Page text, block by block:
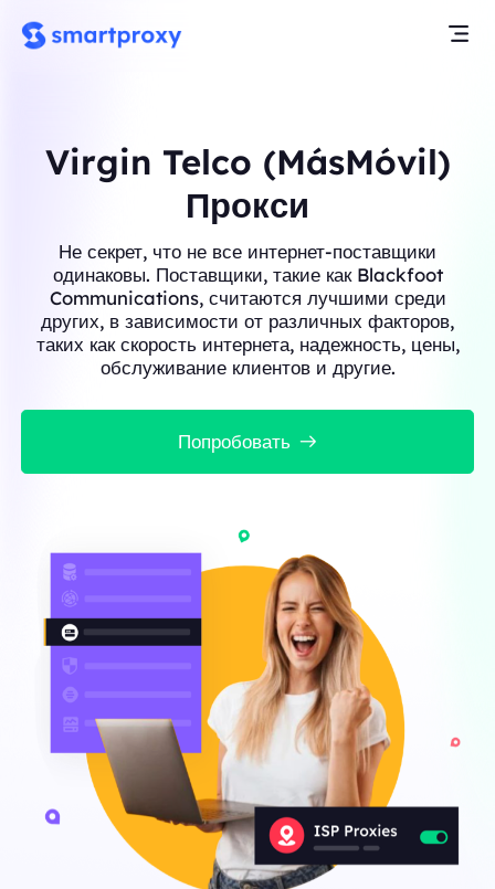
Virgin Telco (MásMóvil)
Прокси
Не секрет, что не все интернет-поставщики
одинаковы. Поставщики, такие как Blackfoot
Communications, считаются лучшими среди
других, в зависимости от различных факторов,
таких как скорость интернета, надежность, цены,
обслуживание клиентов и другие.
Попробовать